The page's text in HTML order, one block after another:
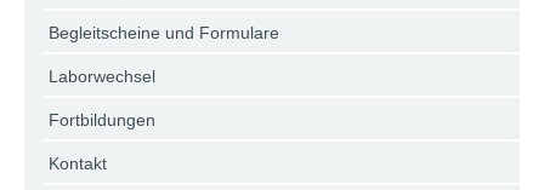
Begleitscheine und Formulare
Laborwechsel
Fortbildungen
Kontakt